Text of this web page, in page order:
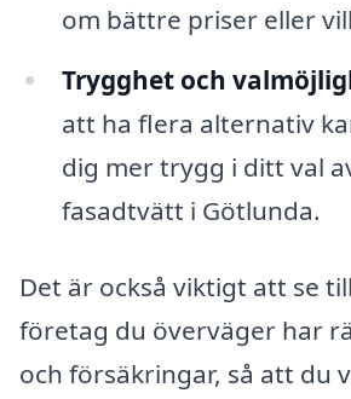
om bättre priser eller
Trygghet och
att ha flera alternativ
dig mer trygg i ditt val
fasadtvätt i Götlunda.
Det är också viktigt att se
företag du överväger har
och försäkringar, så att du